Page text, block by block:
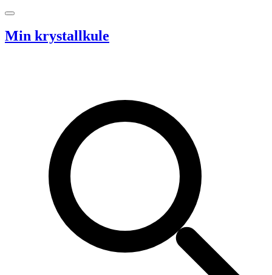
Hopp til innhold
Min krystallkule